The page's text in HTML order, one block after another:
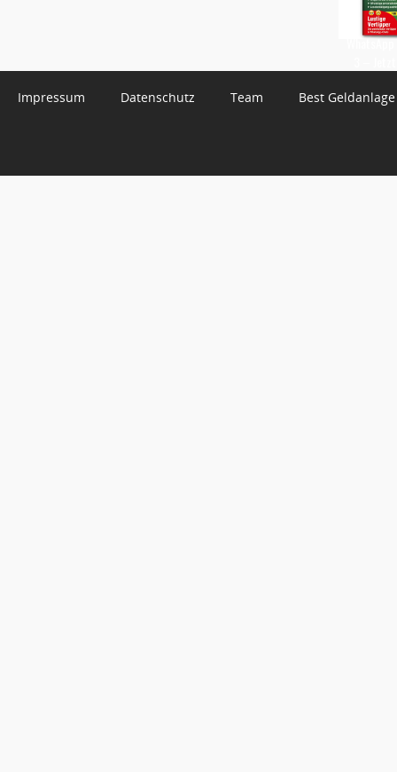
Impressum Datenschutz Team Best Geldanlage